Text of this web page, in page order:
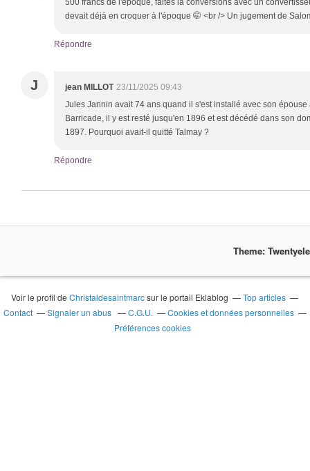
500 francs de l'époque, faites la conversions avec un
devait déjà en croquer à l'époque 🤭 <br /> Un jugement de
Répondre
J jean MILLOT 23/11/2025 09:43
Jules Jannin avait 74 ans quand il s'est installé avec son
Barricade, il y est resté jusqu'en 1896 et est décédé dans son
1897. Pourquoi avait-il quitté Talmay ?
Répondre
Theme:
Voir le profil deChristaldesaintmarcsur le portail Eklablog
Top articles
Contact
Signaler un abus C.G.U.
Cookies et données personnelles
Préférences cookies